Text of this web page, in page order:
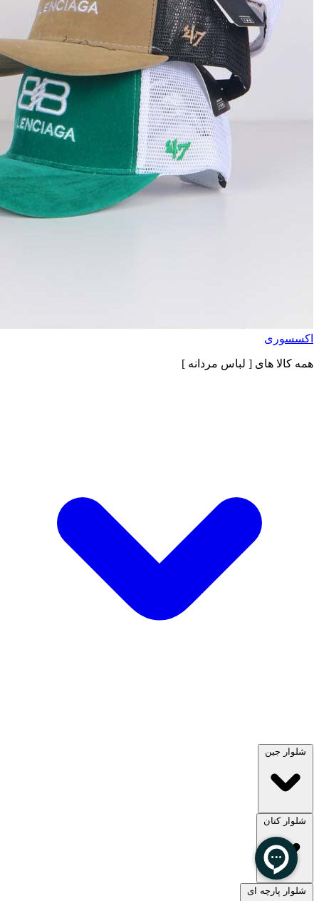
اکسسوری
همه کالا های [ لباس مردانه ]
شلوار جین
مشاهده همه
شلوار کتان
شلوار پارچه ای